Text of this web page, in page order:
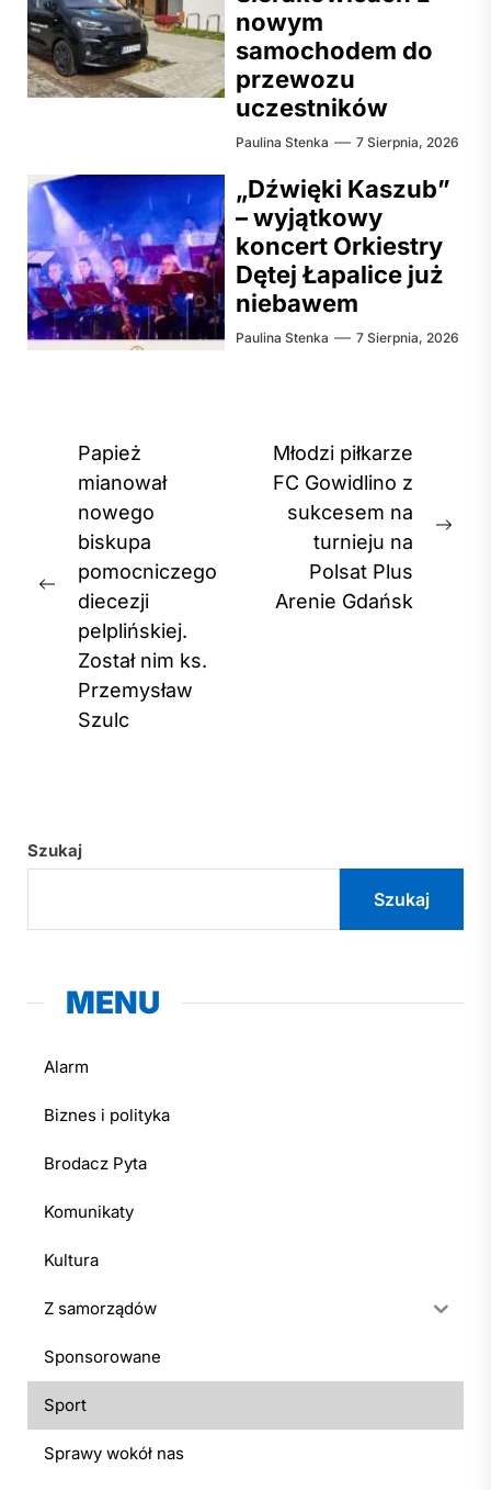
nowym
samochodem do
przewozu
uczestników
Paulina Stenka 7 Sierpnia, 2026
„Dźwięki Kaszub”
– wyjątkowy
koncert Orkiestry
Dętej Łapalice już
niebawem
Paulina Stenka 7 Sierpnia, 2026
Nawigacja
wpisu
Previous
post:
Papież
mianował
nowego
biskupa
pomocniczego
diecezji
pelplińskiej.
Został nim ks.
Przemysław
Szulc
Młodzi piłkarze
FC Gowidlino z
sukcesem na
turnieju na
Polsat Plus
Arenie Gdańsk
Szukaj
Szukaj
MENU
Alarm
Biznes i polityka
Brodacz Pyta
Komunikaty
Kultura
Z samorządów
Sponsorowane
Sport
Sprawy wokół nas